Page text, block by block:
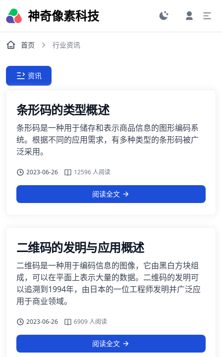
神奇像素科技
首页 行业资讯
资讯
条形码的类型概述
条形码是一种用于储存和表示商品信息的图形编码系
统。根据不同的应用需求，有多种类型的条形码被广
泛采用。
2023-06-26 12596 人阅读
阅读全文
二维码的发明与应用概述
二维码是一种用于编码信息的图像，它由黑白方块组
成，可以在平面上表示大量的数据。二维码的发明可
以追溯到1994年，由日本的一位工程师发明并广泛应
用于商业领域。
2023-06-26 6909 人阅读
阅读全文